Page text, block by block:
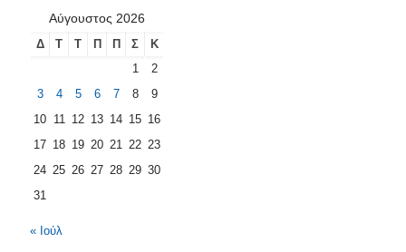
Αύγουστος 2026
Δ Τ Τ Π Π Σ
Κ
1
2
3
4 5 6 7 8
9
10 11 12 13 14 15 16
17 18 19 20 21 22 23
24 25 26 27 28 29 30
31
« Ιούλ